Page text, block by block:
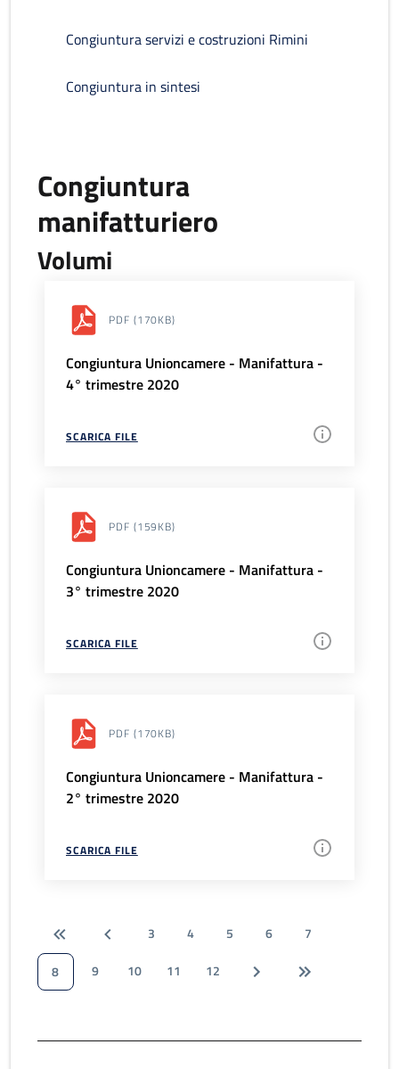
Congiuntura servizi e costruzioni Rimini
Congiuntura in sintesi
Congiuntura
manifatturiero
Volumi
PDF (170KB)
Congiuntura Unioncamere - Manifattura -
4° trimestre 2020
SCARICA FILE
PDF (159KB)
Congiuntura Unioncamere - Manifattura -
3° trimestre 2020
SCARICA FILE
PDF (170KB)
Congiuntura Unioncamere - Manifattura -
2° trimestre 2020
SCARICA FILE
3 4 5 6
7
8
9 10 11 12